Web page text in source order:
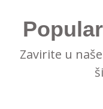
Zavirite u